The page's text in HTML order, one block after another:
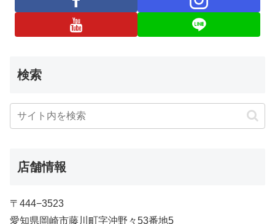
検索
店舗情報
〒444−3523
愛知県岡崎市藤川町字沖野々53番地5